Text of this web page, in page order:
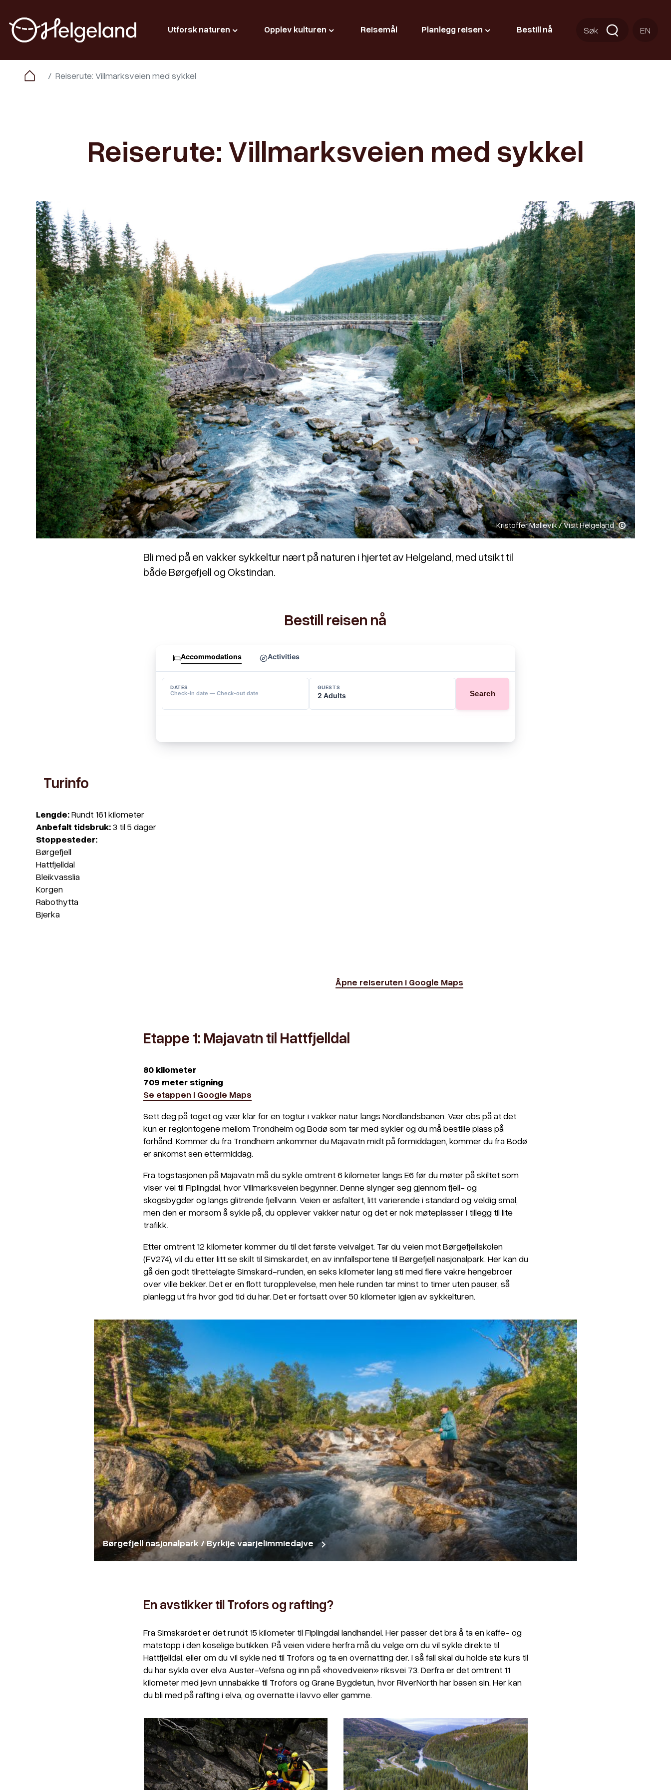
Utforsk naturen Opplev kulturen Reisemål Planlegg reisen Bestill nå Søk EN
Reiserute: Villmarksveien med sykkel
Reiserute: Villmarksveien med sykkel
Kristoffer Møllevik / Visit Helgeland
Bli med på en vakker sykkeltur nært på naturen i hjertet av Helgeland, med utsikt til
både Børgefjell og Okstindan.
Bestill reisen nå
Turinfo
Lengde:Rundt 161 kilometer
Anbefalt tidsbruk:3 til 5 dager
Stoppesteder:
Børgefjell
Hattfjelldal
Bleikvasslia
Korgen
Rabothytta
Bjerka
Åpne reiseruten i Google Maps
Etappe 1: Majavatn til Hattfjelldal
80 kilometer
709 meter stigning
Se etappen i Google Maps
Sett deg på toget og vær klar for en togtur i vakker natur langs Nordlandsbanen. Vær obs på at det
kun er regiontogene mellom Trondheim og Bodø som tar med sykler og du må bestille plass på
forhånd. Kommer du fra Trondheim ankommer du Majavatn midt på formiddagen, kommer du fra Bodø
er ankomst sen ettermiddag.
Fra togstasjonen på Majavatn må du sykle omtrent 6 kilometer langs E6 før du møter på skiltet som
viser vei til Fiplingdal, hvor Villmarksveien begynner. Denne slynger seg gjennom fjell- og
skogsbygder og langs glitrende fjellvann. Veien er asfaltert, litt varierende i standard og veldig smal,
men den er morsom å sykle på, du opplever vakker natur og det er nok møteplasser i tillegg til lite
trafikk.
Etter omtrent 12 kilometer kommer du til det første veivalget. Tar du veien mot Børgefjellskolen
(FV274), vil du etter litt se skilt til Simskardet, en av innfallsportene til Børgefjell nasjonalpark. Her kan du
gå den godt tilrettelagte Simskard-runden, en seks kilometer lang sti med flere vakre hengebroer
over ville bekker. Det er en flott turopplevelse, men hele runden tar minst to timer uten pauser, så
planlegg ut fra hvor god tid du har. Det er fortsatt over 50 kilometer igjen av sykkelturen.
Børgefjell nasjonalpark / Byrkije vaarjelimmiedajve
En avstikker til Trofors og rafting?
Fra Simskardet er det rundt 15 kilometer til Fiplingdal landhandel. Her passer det bra å ta en kaffe- og
matstopp i den koselige butikken. På veien videre herfra må du velge om du vil sykle direkte til
Hattfjelldal, eller om du vil sykle ned til Trofors og ta en overnatting der. I så fall skal du holde stø kurs til
du har sykla over elva Auster-Vefsna og inn på «hovedveien» riksvei 73. Derfra er det omtrent 11
kilometer med jevn unnabakke til Trofors og Grane Bygdetun, hvor RiverNorth har basen sin. Her kan
du bli med på rafting i elva, og overnatte i lavvo eller gamme.